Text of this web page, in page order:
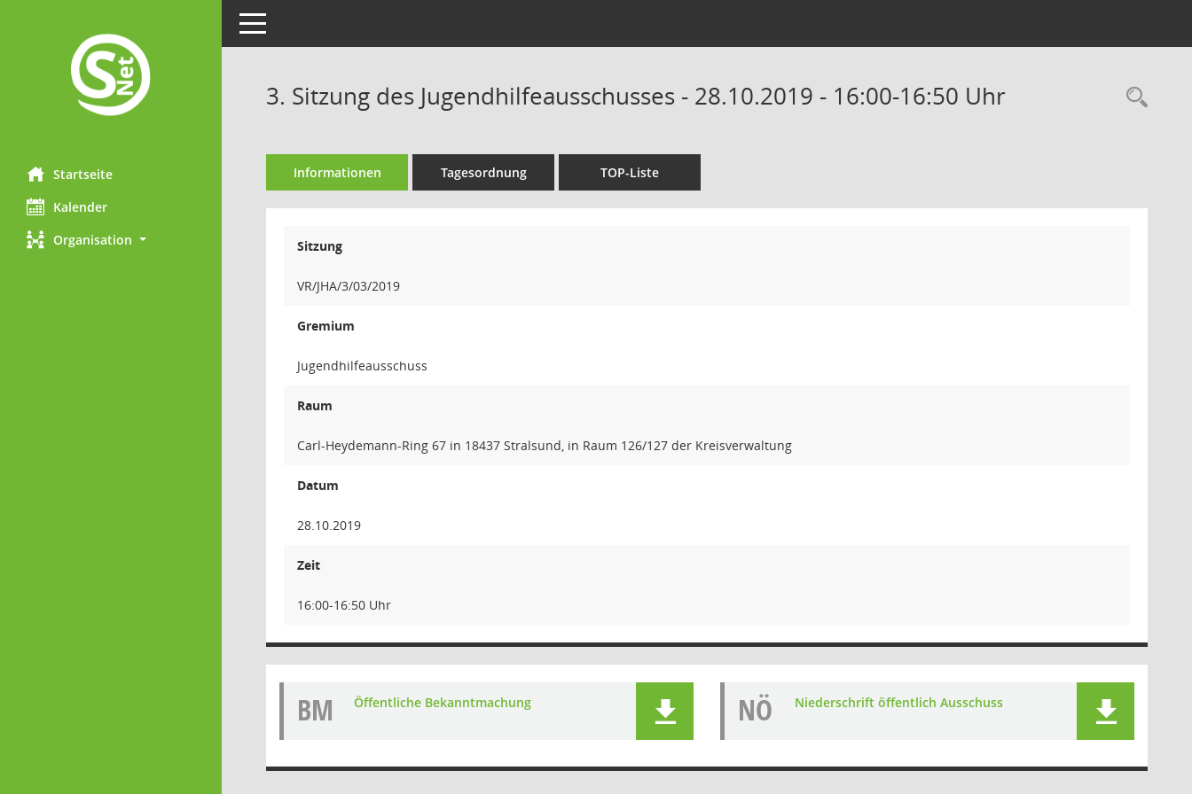
Startseite
Kalender
Organisation
Toggle navigation
3. Sitzung des Jugendhilfeausschusses - 28.10.2019 - 16:00-16:50 Uhr
Informationen Tagesordnung TOP-Liste
Sitzung
VR/JHA/3/03/2019
Gremium
Jugendhilfeausschuss
Raum
Carl-Heydemann-Ring 67 in 18437 Stralsund, in Raum 126/127 der Kreisverwaltung
Datum
28.10.2019
Zeit
16:00-16:50 Uhr
BM Öffentliche Bekanntmachung NÖ Niederschrift öffentlich Ausschuss